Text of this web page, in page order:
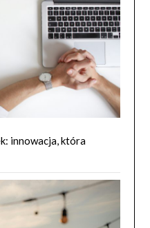
innowacja, która